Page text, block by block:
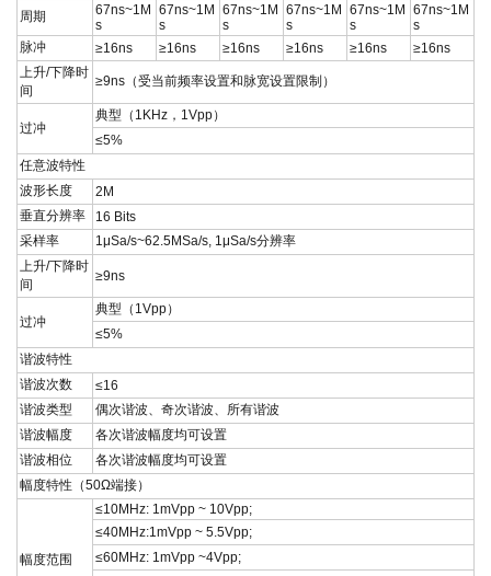
周期
67ns~1M
s
67ns~1M
s
67ns~1M
s
67ns~1M
s
67ns~1M
s
67ns~1M
s
脉冲
≥16ns ≥16ns ≥16ns ≥16ns ≥16ns
≥16ns
上升/下降时
间
≥9ns （受当前频率设置和脉宽设置限制）
过冲
典型（ 1KHz ， 1Vpp）
≤5%
任意波特性
波形长度
2M
垂直分辨率
16 Bits
采样率
1μSa/s~62.5MSa/s, 1μSa/s分辨率
上升/下降时
间
≥9ns
过冲
典型（ 1Vpp）
≤5%
谐波特性
谐波次数
≤16
谐波类型
偶次谐波、奇次谐波、所有谐波
谐波幅度
各次谐波幅度均可设置
谐波相位
各次谐波幅度均可设置
幅度特性（50Ω端接）
幅度范围
≤10MHz: 1mVpp ~ 10Vpp;
≤40MHz:1mVpp ~ 5.5Vpp;
≤60MHz: 1mVpp ~4Vpp;